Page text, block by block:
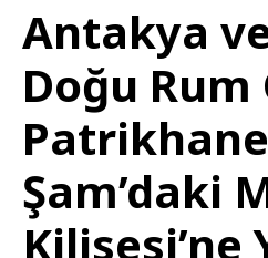
Antakya
Doğu
Şam’daki
Kilisesi’ne